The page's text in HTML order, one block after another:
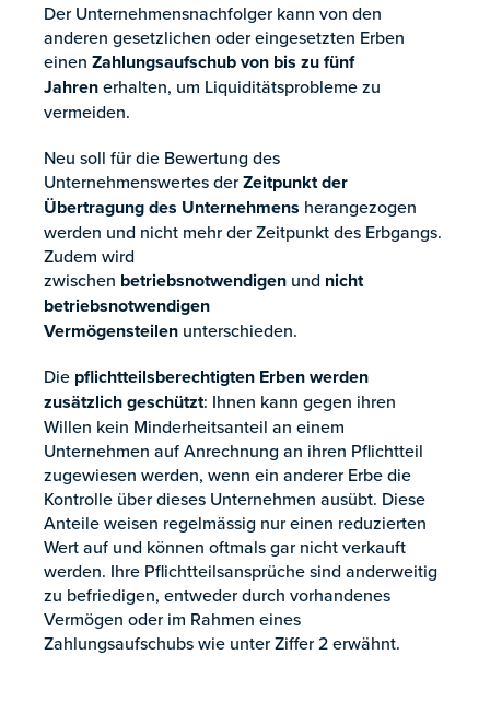
Der Unternehmensnachfolger kann von den
anderen gesetzlichen oder eingesetzten Erben
einen Zahlungsaufschub von bis zu fünf
Jahrenerhalten, um Liquiditätsprobleme zu
vermeiden.
Neu soll für die Bewertung des
Unternehmenswertes derZeitpunkt der
Übertragung des Unternehmens herangezogen
werden und nicht mehr der Zeitpunkt des Erbgangs.
Zudem wird
zwischen betriebsnotwendigen und nicht
betriebsnotwendigen
Vermögensteilen unterschieden.
Die pflichtteilsberechtigten Erben werden
zusätzlich geschützt: Ihnen kann gegen ihren
Willen kein Minderheitsanteil an einem
Unternehmen auf Anrechnung an ihren Pflichtteil
zugewiesen werden, wenn ein anderer Erbe die
Kontrolle über dieses Unternehmen ausübt. Diese
Anteile weisen regelmässig nur einen reduzierten
Wert auf und können oftmals gar nicht verkauft
werden. Ihre Pflichtteilsansprüche sind anderweitig
zu befriedigen, entweder durch vorhandenes
Vermögen oder im Rahmen eines
Zahlungsaufschubs wie unter Ziffer 2 erwähnt.